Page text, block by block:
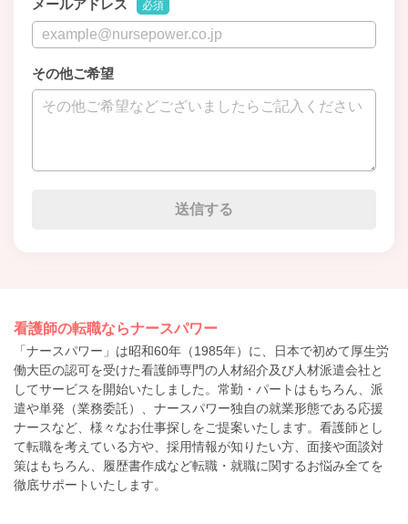
メールアドレス 必須
その他ご希望
看護師の転職ならナースパワー
「ナースパワー」は昭和60年（1985年）に、日本で初めて厚生労
働大臣の認可を受けた看護師専門の人材紹介及び人材派遣会社と
してサービスを開始いたしました。常勤・パートはもちろん、派
遣や単発（業務委託）、ナースパワー独自の就業形態である応援
ナースなど、様々なお仕事探しをご提案いたします。看護師とし
て転職を考えている方や、採用情報が知りたい方、面接や面談対
策はもちろん、履歴書作成など転職・就職に関するお悩み全てを
徹底サポートいたします。